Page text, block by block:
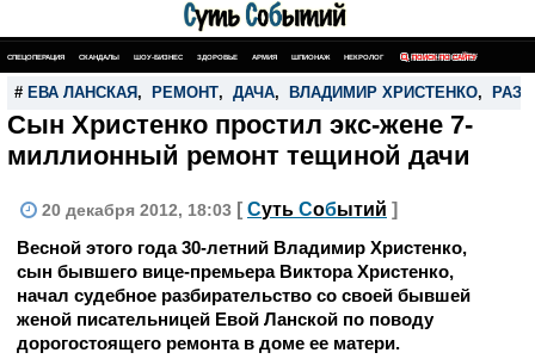
СПЕЦОПЕРАЦИЯ СКАНДАЛЫ ШОУ-БИЗНЕС ЗДОРОВЬЕ АРМИЯ ШПИОНАЖ НЕКРОЛОГ ПОИСК ПО САЙТУ
# ЕВА ЛАНСКАЯ , РЕМОНТ, ДАЧА, ВЛАДИМИР ХРИСТЕНКО,
Сын Христенко простил экс-жене 7-
миллионный ремонт тещиной дачи
20 декабря 2012, 18:03 [ Суть Событий ]
Весной этого года 30-летний Владимир Христенко,
сын бывшего вице-премьера Виктора Христенко,
начал судебное разбирательство со своей бывшей
женой писательницей Евой Ланской по поводу
дорогостоящего ремонта в доме ее матери.